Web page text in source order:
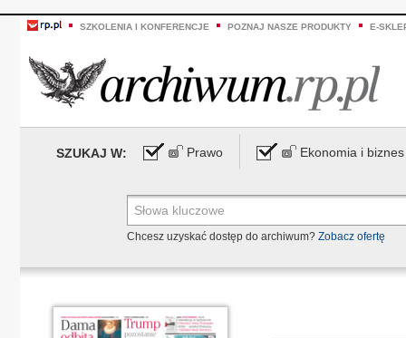
SZKOLENIA I KONFERENCJE POZNAJ NASZE PRODUKTY E-
SZUKAJ W: Prawo Ekonomia i biznes
Chcesz uzyskać dostęp do archiwum? Zobacz ofertę